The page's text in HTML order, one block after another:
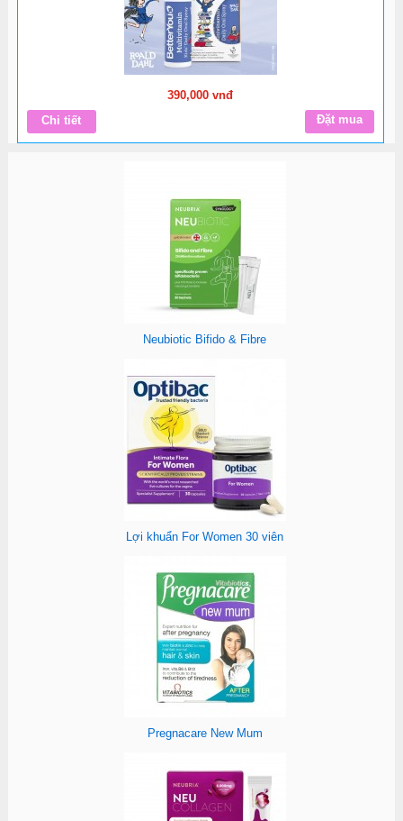
390,000 vnđ
Chi tiết
Đặt mua
Neubiotic Bifido & Fibre
Lợi khuẩn For Women 30 viên
Pregnacare New Mum